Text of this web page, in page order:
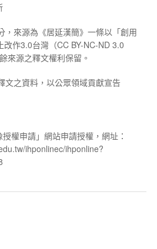
，來源為《居延漢簡》一條以「創用
作3.0台灣（CC BY-NC-ND 3.0
來源之釋文權利保留。
文之資料，以公眾領域貢獻宣告
權申請」網站申請授權，網址：
ihponlinec/ihponline?